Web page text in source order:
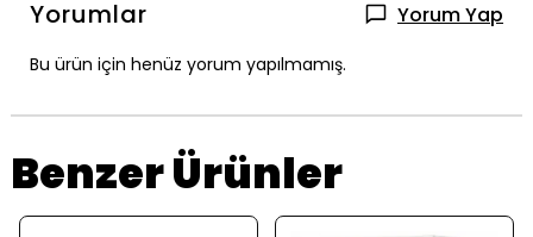
Yorumlar Yorum Yap
Bu ürün için henüz yorum yapılmamış.
Benzer Ürünler